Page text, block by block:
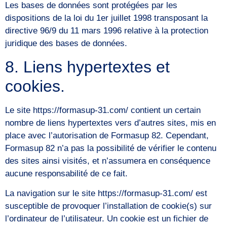
Les bases de données sont protégées par les
dispositions de la loi du 1er juillet 1998 transposant la
directive 96/9 du 11 mars 1996 relative à la protection
juridique des bases de données.
8. Liens hypertextes et
cookies.
Le site https://formasup-31.com/ contient un certain
nombre de liens hypertextes vers d’autres sites, mis en
place avec l’autorisation de Formasup 82. Cependant,
Formasup 82 n’a pas la possibilité de vérifier le contenu
des sites ainsi visités, et n’assumera en conséquence
aucune responsabilité de ce fait.
La navigation sur le site https://formasup-31.com/ est
susceptible de provoquer l’installation de cookie(s) sur
l’ordinateur de l’utilisateur. Un cookie est un fichier de